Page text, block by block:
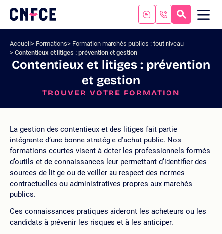
contenu
menu
Aller
Logo
site
Accueil Formations
Formation marchés publics : tout niveau
Contentieux et litiges : prévention et gestion
Contentieux et litiges : prévention
et gestion
TROUVER VOTRE FORMATION
La gestion des contentieux et des litiges fait partie
intégrante d’une bonne stratégie d’achat public. Nos
formations courtes visent à doter les professionnels formés
d’outils et de connaissances leur permettant d’identifier des
sources de litige ou de veiller au respect des normes
contractuelles ou administratives propres aux marchés
publics.
Ces connaissances pratiques aideront les acheteurs ou les
candidats à prévenir les risques et à les anticiper.